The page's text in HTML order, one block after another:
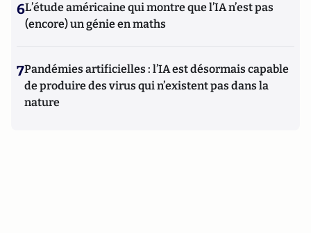
6L’étude américaine qui montre que l’IA n’est pas
(encore) un génie en maths
7Pandémies artificielles : l’IA est désormais capable
de produire des virus qui n’existent pas dans la
nature